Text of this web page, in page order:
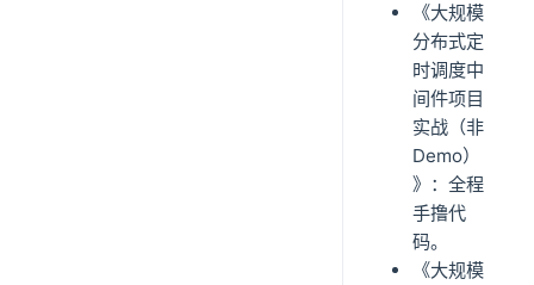
《大规模
分布式定
时调度中
间件项目
实战（非
Demo）
》：全程
手撸代
码。
《大规模